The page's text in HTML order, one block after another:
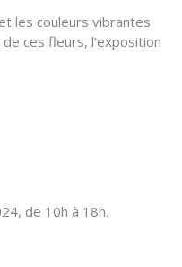
les couleurs vibrantes
ces fleurs, l’exposition
de 10h à 18h.